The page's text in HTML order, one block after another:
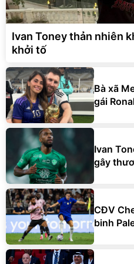
Ivan Toney thản nhiên
khởi tố
Bà xã
gái
Ivan
gây
CĐV
binh